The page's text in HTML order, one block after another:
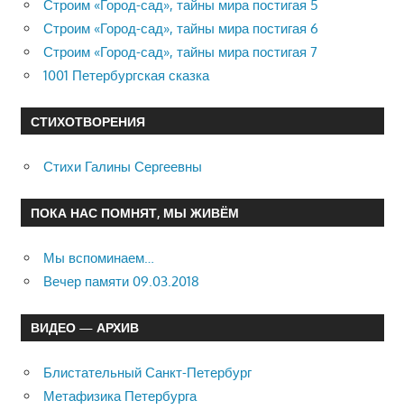
Строим «Город-сад», тайны мира постигая 5
Строим «Город-сад», тайны мира постигая 6
Строим «Город-сад», тайны мира постигая 7
1001 Петербургская сказка
СТИХОТВОРЕНИЯ
Стихи Галины Сергеевны
ПОКА НАС ПОМНЯТ, МЫ ЖИВЁМ
Мы вспоминаем…
Вечер памяти 09.03.2018
ВИДЕО — АРХИВ
Блистательный Санкт-Петербург
Метафизика Петербурга